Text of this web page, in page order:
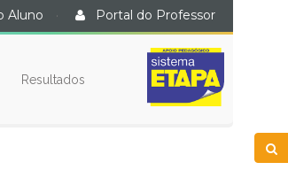
Aluno · Portal do Professor
Resultados